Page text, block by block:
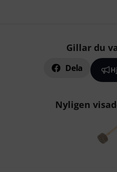
Gillar du
Dela
Nyligen